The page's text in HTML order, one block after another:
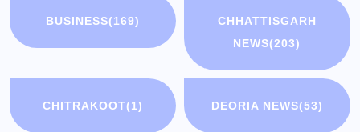
BUSINESS(169)
CHHATTISGARH
NEWS(203)
CHITRAKOOT(1) DEORIA NEWS(53)